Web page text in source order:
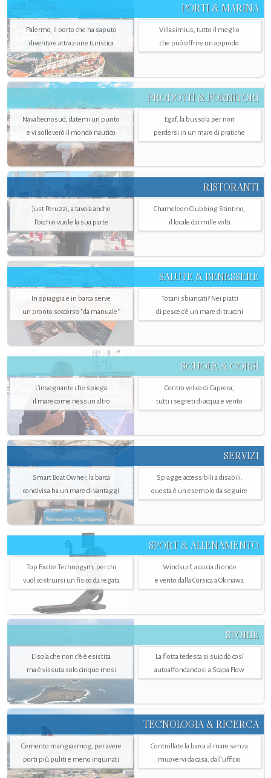
PORTI & MARINA
Palermo, il porto che ha saputo
diventare attrazione turistica
Villasimius, tutto il meglio
che può offrire un approdo
PRODOTTI & FORNITORI
Navaltecnosud, datemi un punto
e vi solleverò il mondo nautico
Egaf, la bussola per non
perdersi in un mare di pratiche
RISTORANTI
Just Peruzzi, a tavola anche
l’occhio vuole la sua parte
Chameleon Clubbing Stintino,
il locale dai mille volti
SALUTE & BENESSERE
In spiaggia e in barca serve
un pronto soccorso "da manuale"
Totani sbiancati? Nei piatti
di pesce c'è un mare di trucchi
SCUOLE & CORSI
L'insegnante che spiega
il mare come nessun altro
Centro velico di Caprera,
tutti i segreti di acqua e vento
SERVIZI
Smart Boat Owner, la barca
condivisa ha un mare di vantaggi
Spiagge accessibili a disabili:
questa è un esempio da seguire
SPORT & ALLENAMENTO
Top Excite Technogym, per chi
vuol costruirsi un fisico da regata
Windsurf, a caccia di onde
e vento dalla Corsica a Okinawa
STORIE
L’isola che non c'è è esistita
ma è vissuta solo cinque mesi
La flotta tedesca si suicidò così
autoaffondandosi a Scapa Flow
TECNOLOGIA & RICERCA
Cemento mangiasmog, per avere
porti più puliti e meno inquinati
Controllate la barca al mare senza
muovervi da casa, dall’ufficio